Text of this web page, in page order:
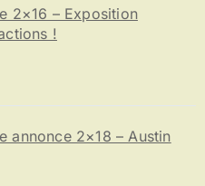
2×16 – Exposition
!
annonce 2×18 – Austin